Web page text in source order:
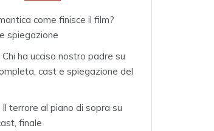
come finisce il film?
spiegazione
ha ucciso nostro padre su
cast e spiegazione del
terrore al piano di sopra su
finale